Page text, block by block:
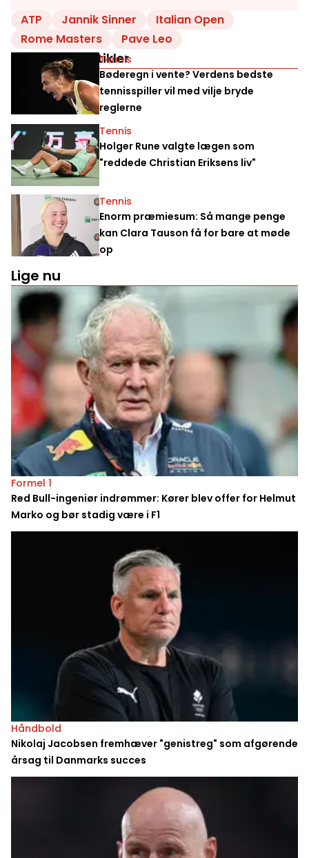
ATP Jannik Sinner
Italian Open
Rome Masters
Pave Leo
Relaterede artikler
Tennis
Bøderegn i vente? Verdens bedste
tennisspiller vil med vilje bryde
reglerne
Tennis
Holger Rune valgte lægen som
"reddede Christian Eriksens liv"
Tennis
Enorm præmiesum: Så mange penge
kan Clara Tauson få for bare at møde
op
Lige nu
Formel 1
Red Bull-ingeniør indrømmer: Kører blev offer for Helmut
Marko og bør stadig være i F1
Håndbold
Nikolaj Jacobsen fremhæver "genistreg" som afgørende
årsag til Danmarks succes